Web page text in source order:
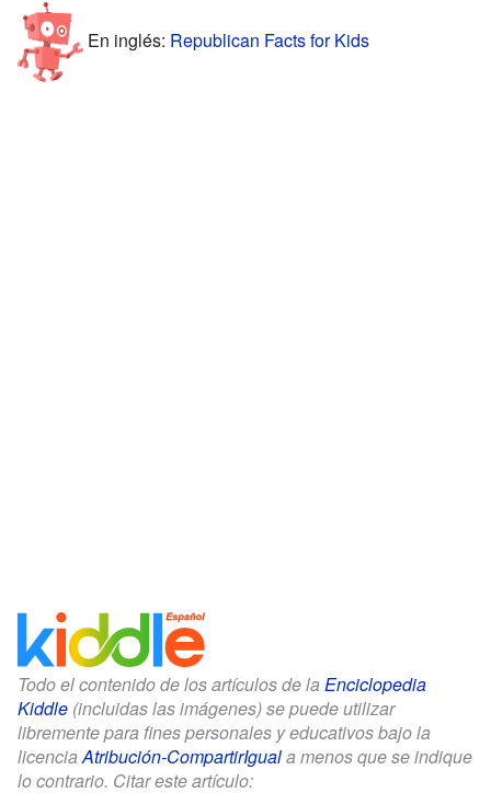
En inglés: Republican Facts for Kids
Todo el contenido de los artículos de la Enciclopedia
Kiddle (incluidas las imágenes) se puede utilizar
libremente para fines personales y educativos bajo la
licenciaAtribución-CompartirIguala menos que se indique
lo contrario. Citar este artículo: